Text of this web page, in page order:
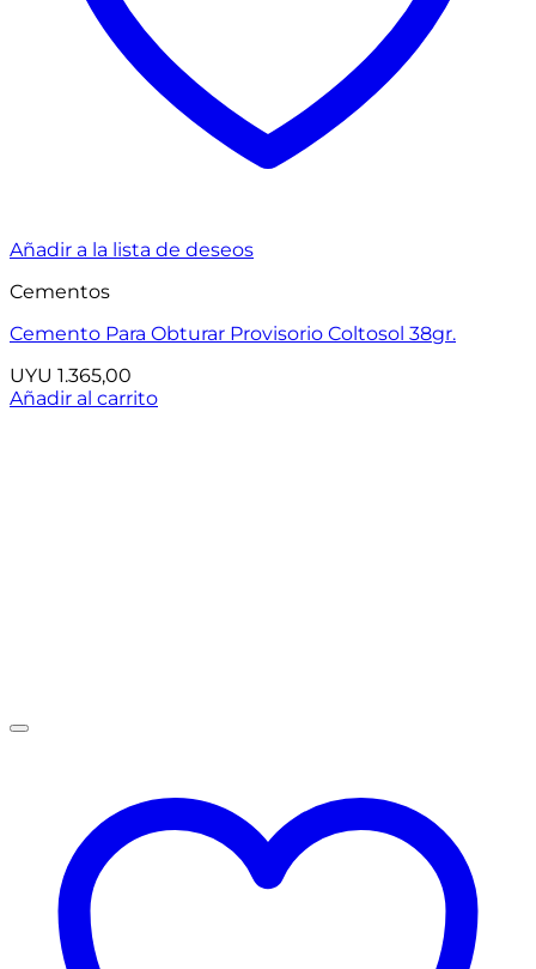
Añadir a la lista de deseos
Cementos
Cemento Para Obturar Provisorio Coltosol 38gr.
UYU 1.365,00
Añadir al carrito